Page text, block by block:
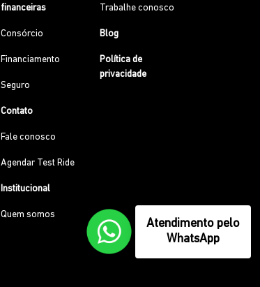
financeiras
Consórcio
Financiamento
Seguro
Contato
Fale conosco
Agendar Test Ride
Institucional
Quem somos
Trabalhe conosco
Blog
Política de
privacidade
Atendimento pelo
WhatsApp